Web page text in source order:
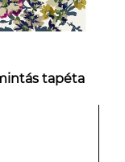
tapéta